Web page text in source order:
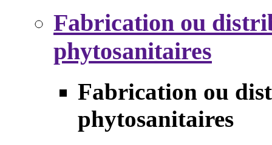
Fabrication ou
phytosanitaires
Fabrication ou
phytosanitaires